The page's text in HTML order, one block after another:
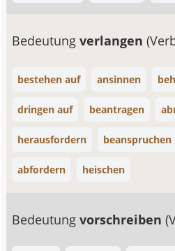
Bedeutungverlangen
bestehen auf ansinnen
dringen auf beantragen
herausfordern beanspruchen
abfordern heischen
Bedeutungvorschreiben